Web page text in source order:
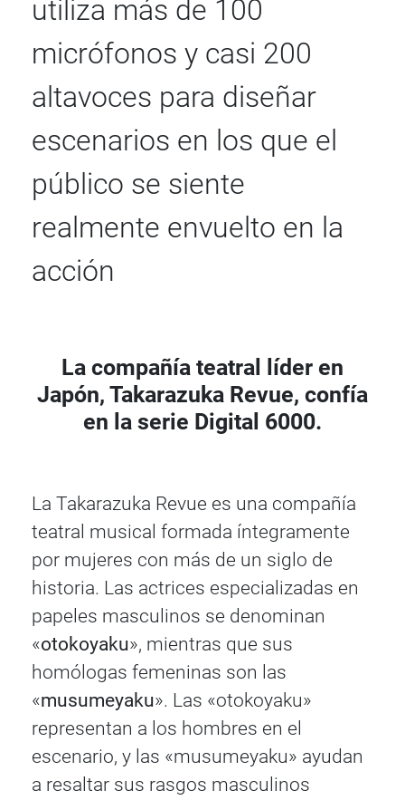
utiliza más de 100
micrófonos y casi 200
altavoces para diseñar
escenarios en los que el
público se siente
realmente envuelto en la
acción
La compañía teatral líder en
Japón, Takarazuka Revue, confía
en la serie Digital 6000.
La Takarazuka Revue es una compañía
teatral musical formada íntegramente
por mujeres con más de un siglo de
historia. Las actrices especializadas en
papeles masculinos se denominan
«otokoyaku», mientras que sus
homólogas femeninas son las
«musumeyaku». Las «otokoyaku»
representan a los hombres en el
escenario, y las «musumeyaku» ayudan
a resaltar sus rasgos masculinos